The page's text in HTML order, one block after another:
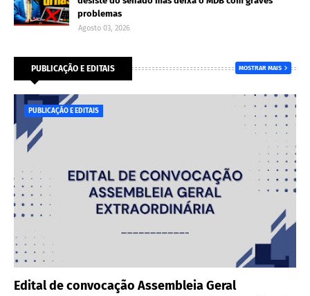
problemas
Agosto 03, 2026
PUBLICAÇÃO E EDITAIS MOSTRAR MAIS
PUBLICAÇÃO E EDITAIS
Edital de convocação Assembleia Geral